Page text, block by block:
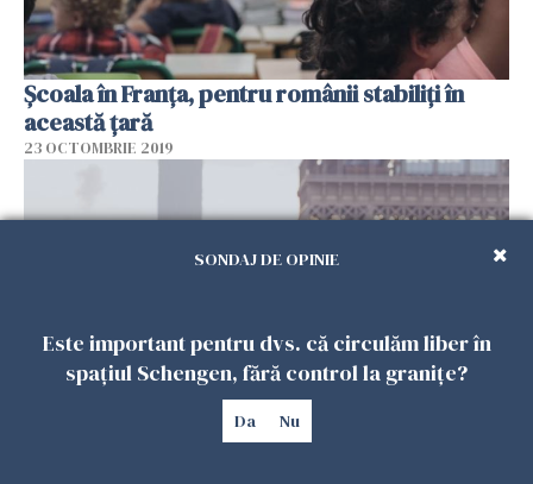
Școala în Franța, pentru românii stabiliți în
această țară
23 OCTOMBRIE 2019
Viața e „roz” în Franța doar pentru cei cu
SONDAJ DE OPINIE
Este important pentru dvs. că circulăm liber în
spațiul Schengen, fără control la granițe?
Da Nu